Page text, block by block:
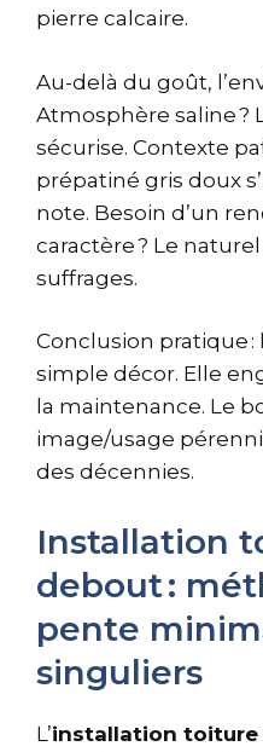
pierre calcaire.
Au-delà du goût,
Atmosphère saline ?
sécurise. Contexte
prépatiné gris doux
note. Besoin d’un
caractère ? Le
suffrages.
Conclusion pratique :
simple décor. Elle
la maintenance. Le
image/usage
des décennies.
Installation
debout :
pente
singuliers
L’installation toiture